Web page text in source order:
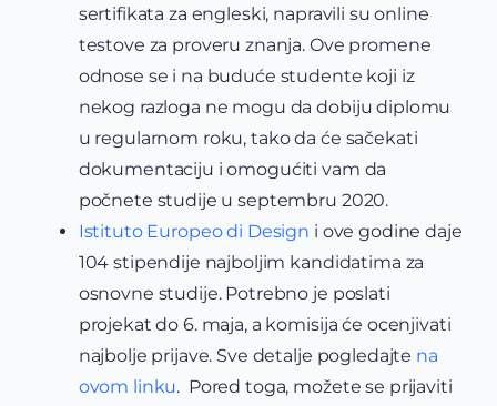
sertifikata za engleski, napravili su online
testove za proveru znanja. Ove promene
odnose se i na buduće studente koji iz
nekog razloga ne mogu da dobiju diplomu
u regularnom roku, tako da će sačekati
dokumentaciju i omogućiti vam da
počnete studije u septembru 2020.
Istituto Europeo di Design i ove godine daje
104 stipendije najboljim kandidatima za
osnovne studije. Potrebno je poslati
projekat do 6. maja, a komisija će ocenjivati
najbolje prijave. Sve detalje pogledajte na
ovom linku. Pored toga, možete se prijaviti